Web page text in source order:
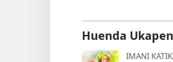
Huenda
IMANI